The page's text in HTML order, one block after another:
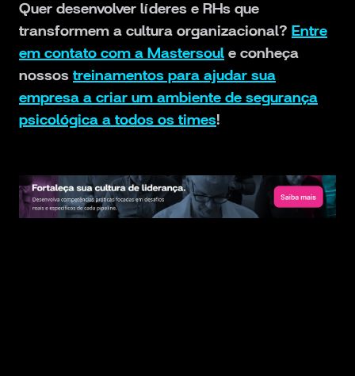
Quer desenvolver líderes e RHs que
transformem a cultura organizacional? Entre
em contato com a Mastersoul e conheça
nossos treinamentos para ajudar sua
empresa a criar um ambiente de segurança
psicológica a todos os times!